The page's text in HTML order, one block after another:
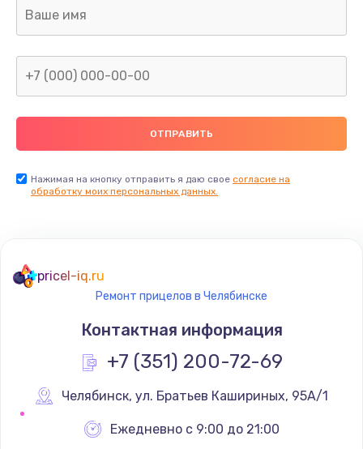
Нажимая на кнопку отправить я даю свое согласие на
обработку моих персональных данных.
pricel-iq.ru
Ремонт прицелов в Челябинске
Контактная информация
+7 (351) 200-72-69
Челябинск, ул. Братьев Кашириных, 95А/1
Ежедневно с 9:00 до 21:00